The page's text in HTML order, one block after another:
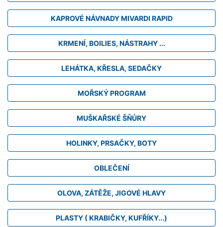
KAPROVÉ NÁVNADY MIVARDI RAPID
KRMENÍ, BOILIES, NÁSTRAHY ...
LEHÁTKA, KŘESLA, SEDAČKY
MOŘSKÝ PROGRAM
MUŠKAŘSKÉ ŠŇŮRY
HOLINKY, PRSAČKY, BOTY
OBLEČENÍ
OLOVA, ZÁTĚŽE, JIGOVÉ HLAVY
PLASTY ( KRABIČKY, KUFŘÍKY...)